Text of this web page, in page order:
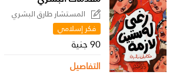
المستشار طارق البشري
فكر إسلامي
90 جنية
التفاصيل